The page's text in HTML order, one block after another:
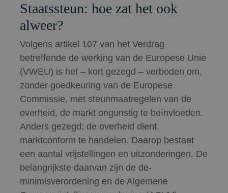
Staatssteun: hoe zat het ook
alweer?
Volgens artikel 107 van het Verdrag
betreffende de werking van de Europese Unie
(VWEU) is het – kort gezegd – verboden om,
zonder goedkeuring van de Europese
Commissie, met steunmaatregelen van de
overheid, de markt ongunstig te beïnvloeden.
Anders gezegd: de overheid dient
marktconform te handelen. Daarop bestaat
een aantal vrijstellingen en uitzonderingen. De
belangrijkste daarvan zijn de de-
minimisverordening en de Algemene